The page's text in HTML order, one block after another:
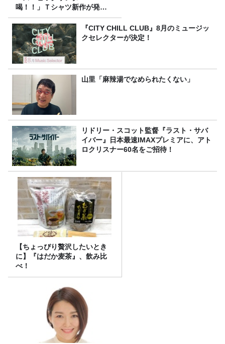
喝！！」Ｔシャツ新作が発売
決定！
『CITY CHILL CLUB』8月のミュージッ
クセレクターが決定！
山里「麻辣湯でなめられたくない」
リドリー・スコット監督『ラスト・サバ
イバー』日本最速IMAXプレミアに、アト
ロクリスナー60名をご招待！
【ちょっぴり贅沢したいとき
に】『はだか麦茶』、飲み比
べ！